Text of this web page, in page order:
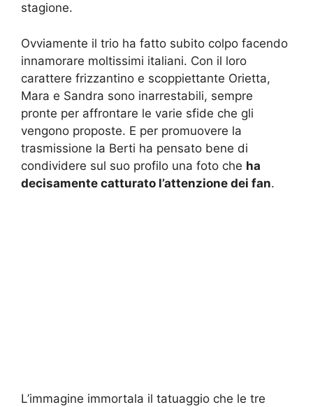
stagione.
Ovviamente il trio ha fatto subito colpo facendo
innamorare moltissimi italiani. Con il loro
carattere frizzantino e scoppiettante Orietta,
Mara e Sandra sono inarrestabili, sempre
pronte per affrontare le varie sfide che gli
vengono proposte. E per promuovere la
trasmissione la Berti ha pensato bene di
condividere sul suo profilo una foto che ha
decisamente catturato l’attenzione dei fan.
L’immagine immortala il tatuaggio che le tre